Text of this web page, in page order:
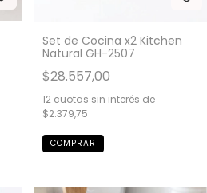
Set de Cocina x2 Kitchen
Natural GH-2507
$28.557,00
12 cuotas sin interés de
$2.379,75